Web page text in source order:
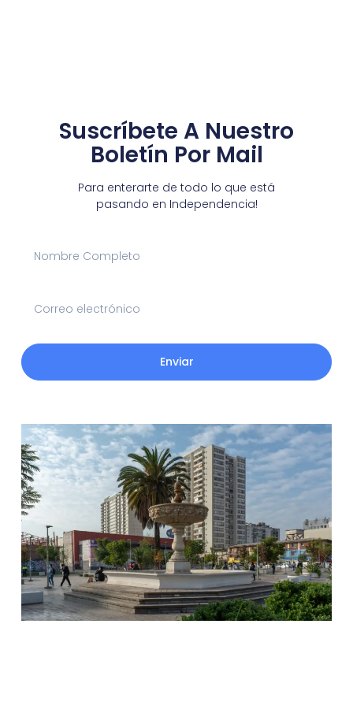
Suscríbete A Nuestro
Boletín Por Mail
Para enterarte de todo lo que está
pasando en Independencia!
Enviar